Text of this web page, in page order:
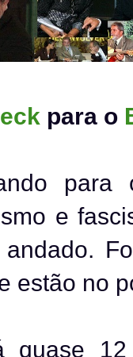
para o
e
estão no
12